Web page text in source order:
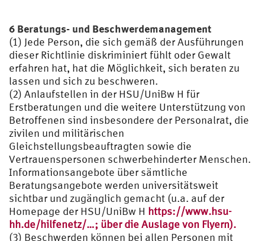
6 Beratungs- und Beschwerdemanagement
(1) Jede Person, die sich gemäß der Ausführungen
dieser Richtlinie diskriminiert fühlt oder Gewalt
erfahren hat, hat die Möglichkeit, sich beraten zu
lassen und sich zu beschweren.
(2) Anlaufstellen in der HSU/UniBw H für
Erstberatungen und die weitere Unterstützung von
Betroffenen sind insbesondere der Personalrat, die
zivilen und militärischen
Gleichstellungsbeauftragten sowie die
Vertrauenspersonen schwerbehinderter Menschen.
Informationsangebote über sämtliche
Beratungsangebote werden universitätsweit
sichtbar und zugänglich gemacht (u.a. auf der
Homepage der HSU/UniBw H https://www.hsu-
hh.de/hilfenetz/…; über die Auslage von Flyern).
(3) Beschwerden können bei allen Personen mit